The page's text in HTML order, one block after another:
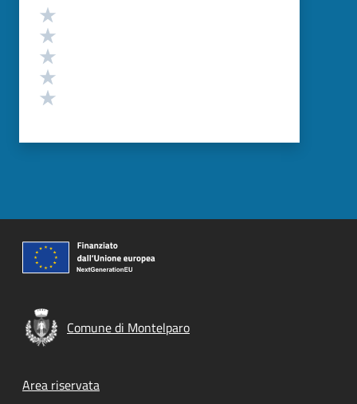
Valutazione
Comune di Montelparo
Footer menu
Area riservata